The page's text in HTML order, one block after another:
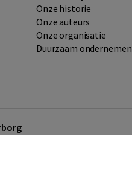
Onze historie
Onze auteurs
Onze organisatie
Duurzaam ondernemen